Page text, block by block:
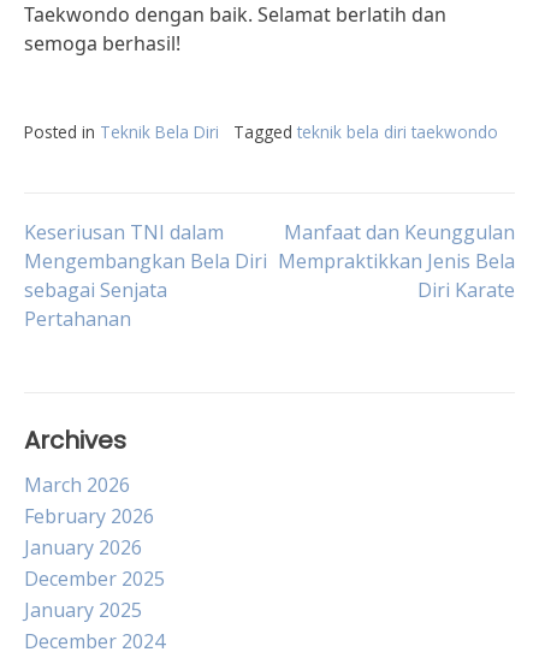
Taekwondo dengan baik. Selamat berlatih dan
semoga berhasil!
Posted in Teknik Bela Diri Tagged teknik bela diri taekwondo
Post
navigation
Keseriusan TNI dalam
Mengembangkan Bela Diri
sebagai Senjata
Pertahanan
Manfaat dan Keunggulan
Mempraktikkan Jenis Bela
Diri Karate
Archives
March 2026
February 2026
January 2026
December 2025
January 2025
December 2024